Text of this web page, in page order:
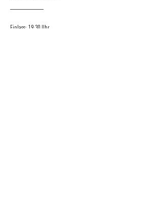
Einlass: 19:30 Uhr